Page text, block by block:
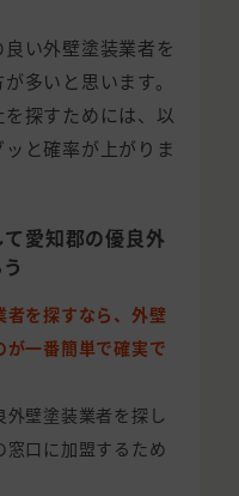
い外壁塗装業者を
多いと思います。
探すためには、以
と確率が上がりま
愛知郡の優良外
者を探すなら、外壁
一番簡単で確実で
壁塗装業者を探し
口に加盟するため